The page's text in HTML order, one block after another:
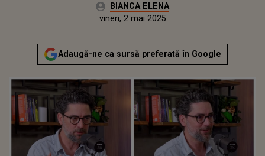
Autor:BIANCA ELENA
Publicat:
vineri, 2 mai 2025
Adaugă-ne ca sursă preferată în Google